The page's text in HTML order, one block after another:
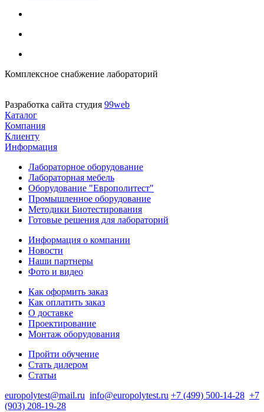
Комплексное снабжение лабораторий
Разработка сайта студия 99web
Каталог
Компания
Клиенту
Информация
Лабораторное оборудование
Лабораторная мебель
Оборудование "Европолитест"
Промышленное оборудование
Методики Биотестирования
Готовые решения для лабораторий
Информация о компании
Новости
Наши партнеры
Фото и видео
Как оформить заказ
Как оплатить заказ
О доставке
Проектирование
Монтаж оборудования
Пройти обучение
Стать дилером
Статьи
europolytest@mail.ru info@europolytest.ru +7 (499) 500-14-28 +7
(903) 208-19-28